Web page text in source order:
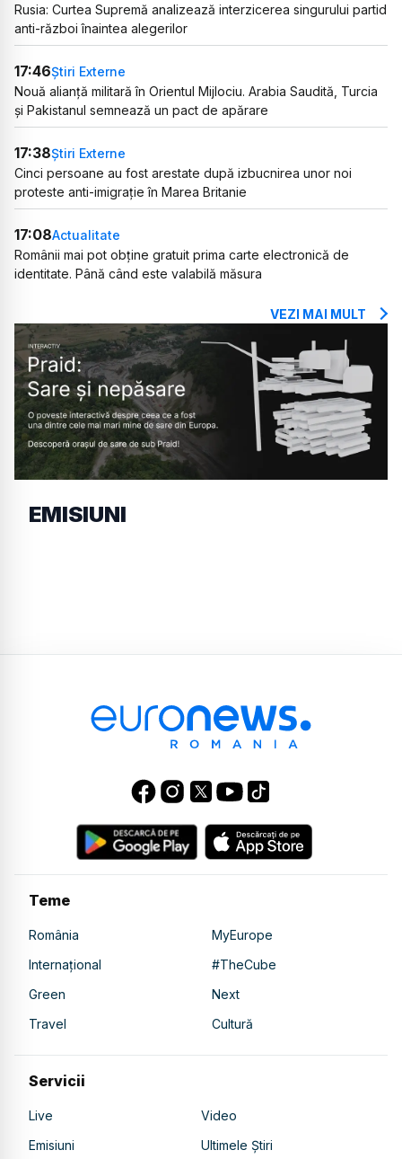
Rusia: Curtea Supremă analizează interzicerea singurului partid
anti-război înaintea alegerilor
17:46Știri Externe
Nouă alianță militară în Orientul Mijlociu. Arabia Saudită, Turcia
și Pakistanul semnează un pact de apărare
17:38Știri Externe
Cinci persoane au fost arestate după izbucnirea unor noi
proteste anti-imigrație în Marea Britanie
17:08Actualitate
Românii mai pot obține gratuit prima carte electronică de
identitate. Până când este valabilă măsura
VEZI MAI MULT
EMISIUNI
Teme
România
MyEurope
Internațional
#TheCube
Green
Next
Travel
Cultură
Servicii
Live
Video
Emisiuni
Ultimele Știri